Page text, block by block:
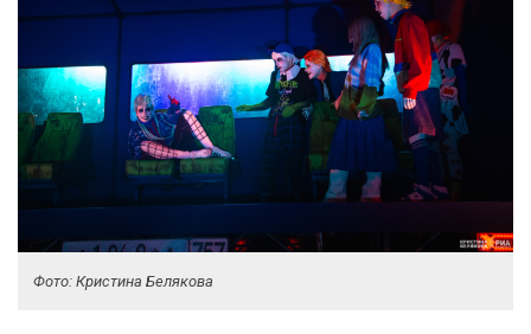
Фото: Кристина Белякова